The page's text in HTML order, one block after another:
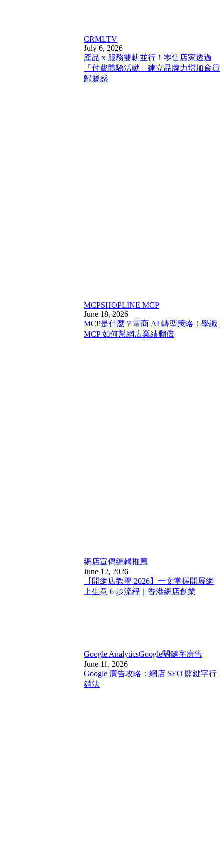
CRMLTV
July 6, 2026
產品 x 服務雙軌並行！零售店家透過
「付費體驗活動」建立品牌力增加會員
歸屬感
MCPSHOPLINE MCP
June 18, 2026
MCP是什麼？電商 AI 轉型策略！學識
MCP 如何幫網店業績翻倍
網店宣傳編輯推薦
June 12, 2026
【開網店教學 2026】一文掌握開展網
上生意 6 步流程｜香港網店創業
Google AnalyticsGoogle關鍵字廣告
June 11, 2026
Google 廣告攻略：網店 SEO 關鍵字行
銷法